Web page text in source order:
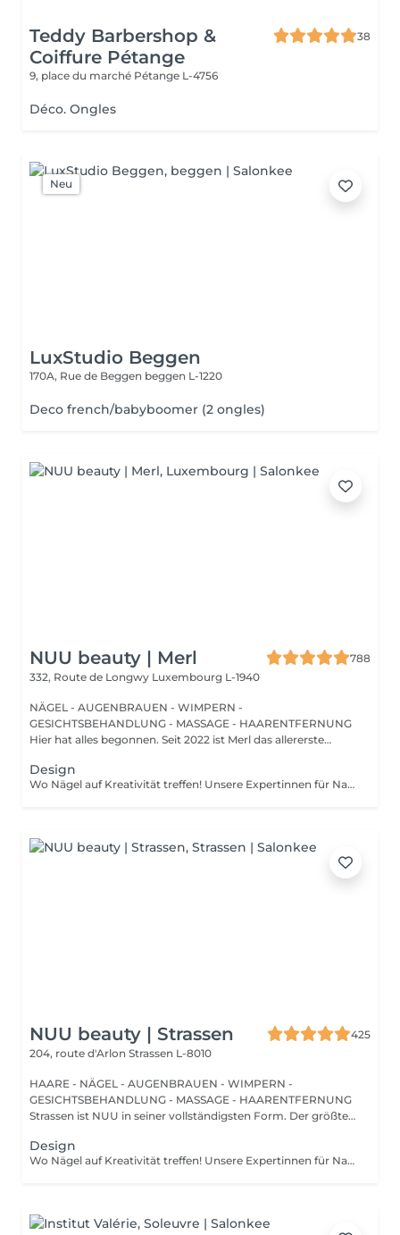
Teddy Barbershop &
Coiffure Pétange
38
9, place du marché Pétange L-4756
Déco. Ongles
Neu
LuxStudio Beggen
170A, Rue de Beggen beggen L-1220
Deco french/babyboomer (2 ongles)
NUU beauty | Merl
788
332, Route de Longwy Luxembourg L-1940
NÄGEL - AUGENBRAUEN - WIMPERN -
GESICHTSBEHANDLUNG - MASSAGE - HAARENTFERNUNG
Hier hat alles begonnen. Seit 2022 ist Merl das allererste
Design
Wo Nägel auf Kreativität treffen! Unsere Expertinnen für Nagelkunst gestalten designs jeder komplexität und erwecken Ihre Vision mit Präzision und Kunstfertigkeit zum Leben. Ob Sie von einer Klassischen french-manicure, Einem schicken verlauf oder filigranen zeichnungen auf einzelnen Nägeln träumen Wir setzen Ihre Wünsche um. Für Eine makellose french-manicure, faszinierenden cat-eye-effekt, atemberaubendes chrom-puder oder eleganten baby-boomer-verlauf sorgen Wir dafür, dass jeder nagel Ein echtes kunstwerk wird. bevorzugen Sie ein einzigartiges design auf nur wenigen Nägeln? Kein Problem! Sie können Ihr design ganz individuell anpassen und einen einzigartigen look kreieren, der genauso individuell ist wie sie. Lassen Sie Ihre Nägel Ihren stil sprechen!
NUU beauty | Strassen
425
204, route d'Arlon Strassen L-8010
HAARE - NÄGEL - AUGENBRAUEN - WIMPERN -
GESICHTSBEHANDLUNG - MASSAGE - HAARENTFERNUNG
Strassen ist NUU in seiner vollständigsten Form. Der größte
Design
Wo Nägel auf Kreativität treffen! Unsere Expertinnen für Nagelkunst gestalten designs jeder komplexität und erwecken Ihre Vision mit Präzision und Kunstfertigkeit zum Leben. Ob Sie von einer Klassischen french-manicure, Einem schicken verlauf oder filigranen zeichnungen auf einzelnen Nägeln träumen Wir setzen Ihre Wünsche um. Für Eine makellose french-manicure, faszinierenden cat-eye-effekt, atemberaubendes chrom-puder oder eleganten baby-boomer-verlauf sorgen Wir dafür, dass jeder nagel Ein echtes kunstwerk wird. bevorzugen Sie ein einzigartiges design auf nur wenigen Nägeln? Kein Problem! Sie können Ihr design ganz individuell anpassen und einen einzigartigen look kreieren, der genauso individuell ist wie sie. Lassen Sie Ihre Nägel Ihren stil sprechen!